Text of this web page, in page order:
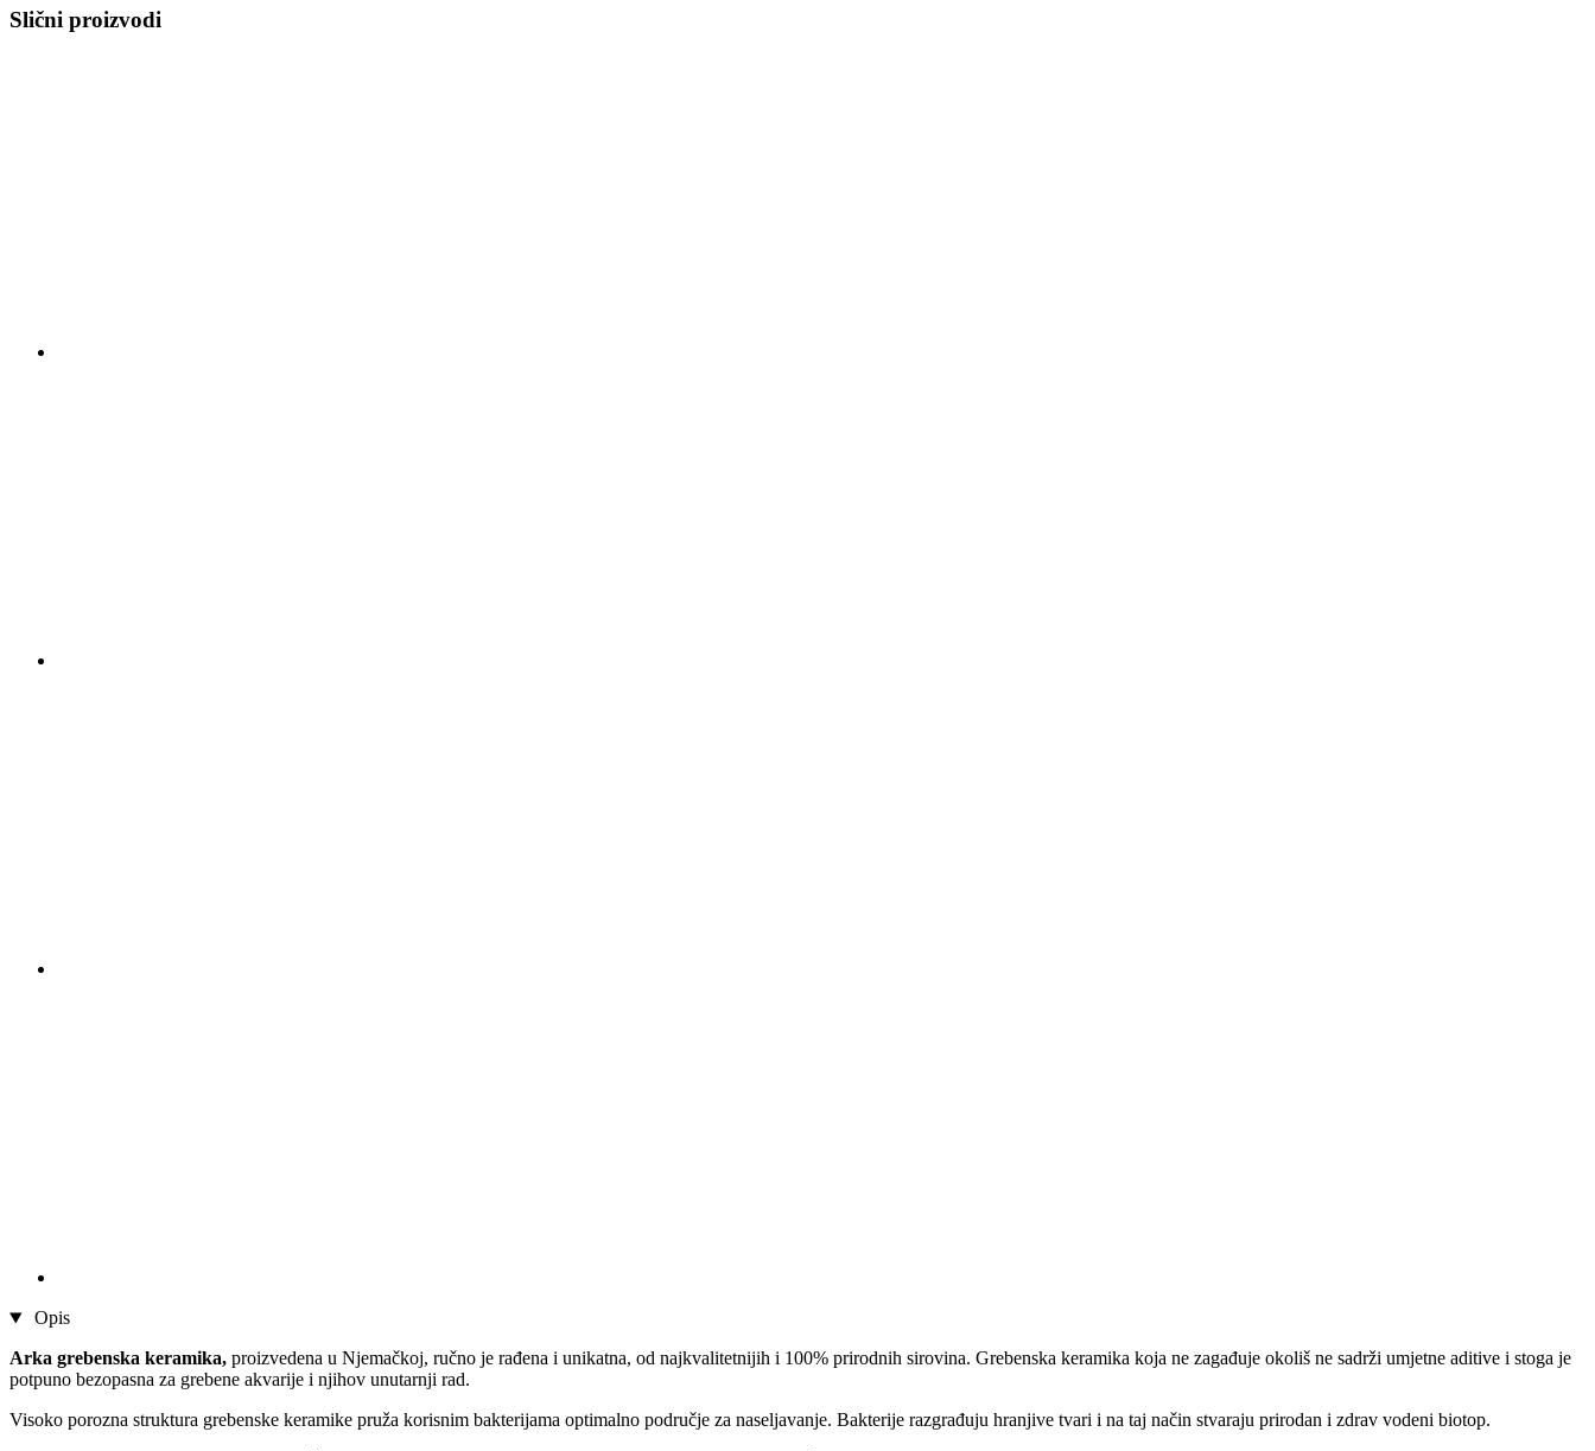
Slični proizvodi
Opis
Arka grebenska keramika, proizvedena u Njemačkoj, ručno je rađena i unikatna, od najkvalitetnijih i 100% prirodnih sirovina. Grebenska keramika koja ne zagađuje okoliš ne sadrži umjetne aditive i stoga je
potpuno bezopasna za grebene akvarije i njihov unutarnji rad.
Visoko porozna struktura grebenske keramike pruža korisnim bakterijama optimalno područje za naseljavanje. Bakterije razgrađuju hranjive tvari i na taj način stvaraju prirodan i zdrav vodeni biotop.